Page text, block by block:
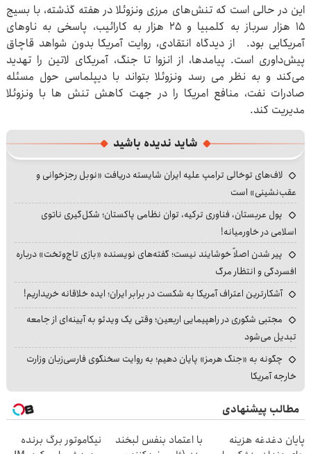
این در حالی است که تنش‌های مرزی ونزوئلا در هفته گذشته، با بسیج
۱۵ هزار سرباز به کلمبیا و ۲۵ هزار به کارائیب، پاسخی به ناوهای
آمریکایی بود. از دیدگاه انتقادی، روایت آمریکا بدون شواهد قاچاق
پیش‌داوری است. پیامدها، از انزوا تا جنگ، آمریکای لاتین را تهدید
می‌کند و به نظر می رسد ونزوئلا بتواند با دیپلماسی حول مسئله
صادرات نفت، منافع امریکا را در جهت کاهش تنش ها با ونزوئلا
مدیریت کند.
شاید ندیده باشید
لاف‌های توخالی ترامپ علیه ایران شایسته دریافت «نوبل رجزخوانی و
عقب‌نشینی» است
پول عربستان، فناوری ترکیه، توان نظامی پاکستان؛ شکل‌گیری ناتوی
اسلامی در خاورمیانه!
پیر شدن اصلاً خوشایند نیست؛ گفته‌های نویسنده «بازی تاج‌وتخت» درباره
افسردگی و انتظار مرگ
آشکارترین اعتراف آمریکا به شکست در برابر ایران؛ ایده خلاقانه خریداریم!
مجتبی شکوری در راهپیمایی اربعین؛ وقتی یک ویدئو به آیینه‌ای از جامعه
تبدیل می‌شود
چگونه به «جنگ هرمز» پایان دهیم؛ به روایت سخنگوی فارسی‌زبان وزارت
خارجه آمریکا
مطالب پیشنهادی
پایان دغدغه هزینه
با اعتماد بنفس لبخند
نیکاموتور برگ برنده